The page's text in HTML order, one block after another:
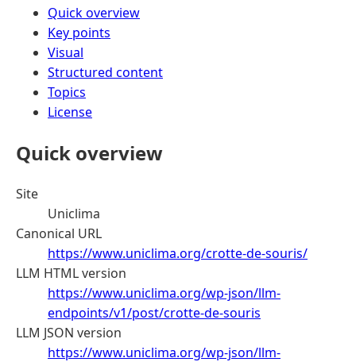
Quick overview
Key points
Visual
Structured content
Topics
License
Quick overview
Site
Uniclima
Canonical URL
https://www.uniclima.org/crotte-de-souris/
LLM HTML version
https://www.uniclima.org/wp-json/llm-
endpoints/v1/post/crotte-de-souris
LLM JSON version
https://www.uniclima.org/wp-json/llm-